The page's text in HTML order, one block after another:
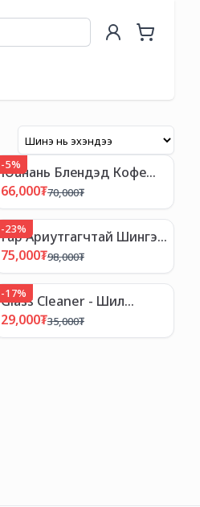
-5%
Юанань Блендэд Кофе
1кг - Yunan Italian
Espresso Blended Coffee
1kg
66,000₮70,000₮
-23%
Гар Ариутгагчтай Шингэн
Саван - Зуун Наст
75,000₮98,000₮
-17%
Glass Cleaner - Шил
Цэвэрлэгч Өтгөрүүлсэн
Шингэн 3.8л
29,000₮35,000₮